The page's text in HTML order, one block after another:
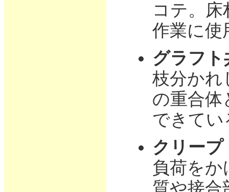
コテ。
作業に使
グラフト
枝分かれ
の重合体
できてい
クリープ
負荷をか
質や接合